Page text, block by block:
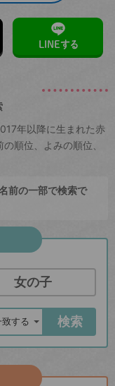
LINEする
年以降に生まれた赤
順位、よみの順位、
前の一部で検索で
女の子
検索